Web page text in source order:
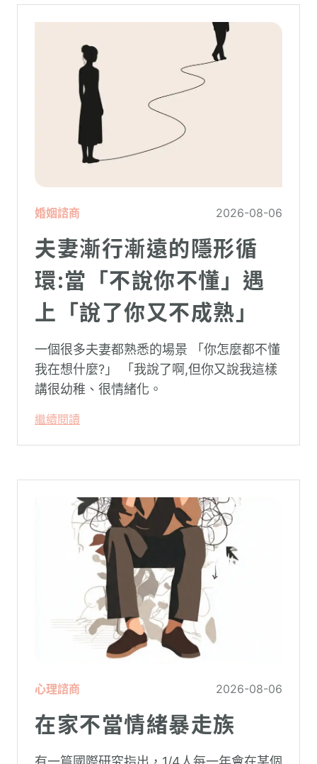
婚姻諮商 2026-08-06
夫妻漸行漸遠的隱形循
環:當「不說你不懂」遇
上「說了你又不成熟」
一個很多夫妻都熟悉的場景 「你怎麼都不懂
我在想什麼?」 「我說了啊,但你又說我這樣
講很幼稚、很情緒化。
繼續閱讀
心理諮商 2026-08-06
在家不當情緒暴走族